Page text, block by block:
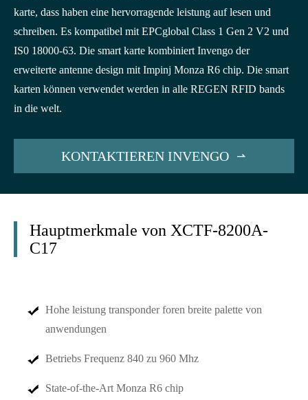
karte, dass haben eine hervorragende leistung auf lesen und
schreiben. Es kompatibel mit EPCglobal Class 1 Gen 2 V2 und
IS0 18000-63. Die smart karte kombiniert Invengo der
erweiterte antenne design mit Impinj Monza R6 chip. Die smart
karten können verwendet werden in alle REGEN RFID bands
in die welt.
KONTAKTIEREN INVENGO 
Hauptmerkmale von XCTF-8200A-
C17
Hohe leistung transponder foren breite palette von
anwendungen
Betriebs Frequenz 840 zu 960 Mhz
State-of-the-Art Monza R6 chip